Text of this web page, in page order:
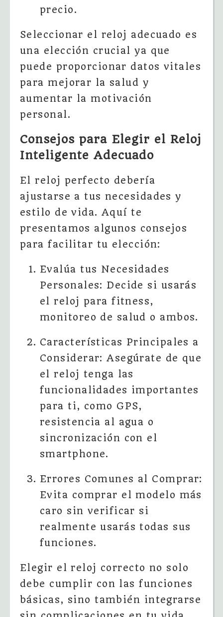
precio.
Seleccionar el reloj adecuado es
una elección crucial ya que
puede proporcionar datos vitales
para mejorar la salud y
aumentar la motivación
personal.
Consejos para Elegir el Reloj
Inteligente Adecuado
El reloj perfecto debería
ajustarse a tus necesidades y
estilo de vida. Aquí te
presentamos algunos consejos
para facilitar tu elección:
Evalúa tus Necesidades
Personales: Decide si usarás
el reloj para fitness,
monitoreo de salud o ambos.
Características Principales a
Considerar: Asegúrate de que
el reloj tenga las
funcionalidades importantes
para ti, como GPS,
resistencia al agua o
sincronización con el
smartphone.
Errores Comunes al Comprar:
Evita comprar el modelo más
caro sin verificar si
realmente usarás todas sus
funciones.
Elegir el reloj correcto no solo
debe cumplir con las funciones
básicas, sino también integrarse